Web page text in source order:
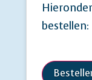
bestellen: